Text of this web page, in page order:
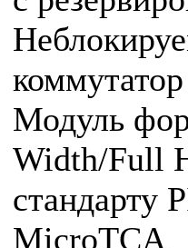
Модуль
Width/Full
стандарту
MicroTCA